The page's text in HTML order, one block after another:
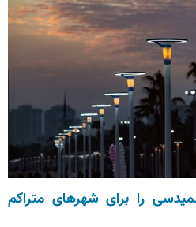
را برای شهرهای متراکم